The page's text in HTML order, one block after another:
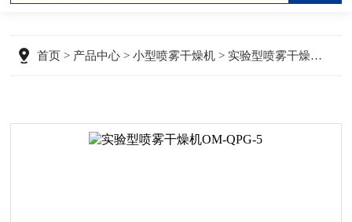
首页 > 产品中心 >小型喷雾干燥机 > 实验型喷雾干燥机OM-QPG-5